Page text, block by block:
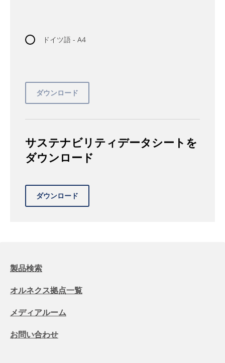
ドイツ語 - A4
サステナビリティデータシートを
ダウンロード
製品検索
オルネクス拠点一覧
メディアルーム
お問い合わせ